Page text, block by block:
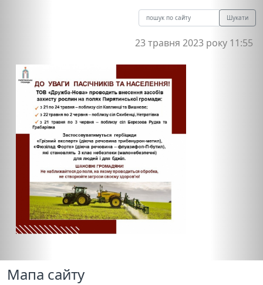
Шукати
23 травня 2023 року 11:55
Мапа сайту